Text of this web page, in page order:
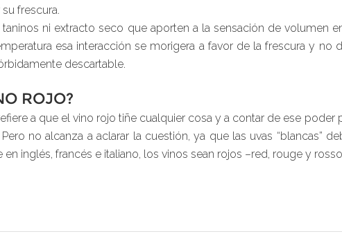
frescura.
ni extracto seco que aporten a la sensación de volumen
esa interacción se morigera a favor de la frescura y no
descartable.
ROJO?
a que el vino rojo tiñe cualquier cosa y a contar de ese
no alcanza a aclarar la cuestión, ya que las uvas “blancas”
inglés, francés e italiano, los vinos sean rojos –red, rouge y